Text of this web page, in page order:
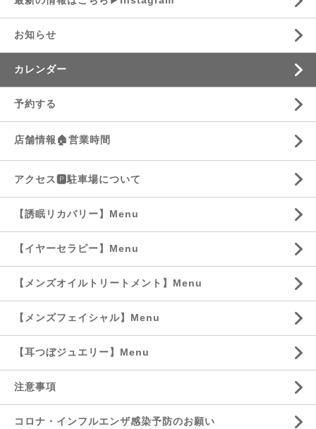
お知らせ
カレンダー
予約する
店舗情報🏠営業時間
アクセス🅿️駐車場について
【誘眠リカバリー】Menu
【イヤーセラピー】Menu
【メンズオイルトリートメント】Menu
【メンズフェイシャル】Menu
【耳つぼジュエリー】Menu
注意事項
コロナ・インフルエンザ感染予防のお願い